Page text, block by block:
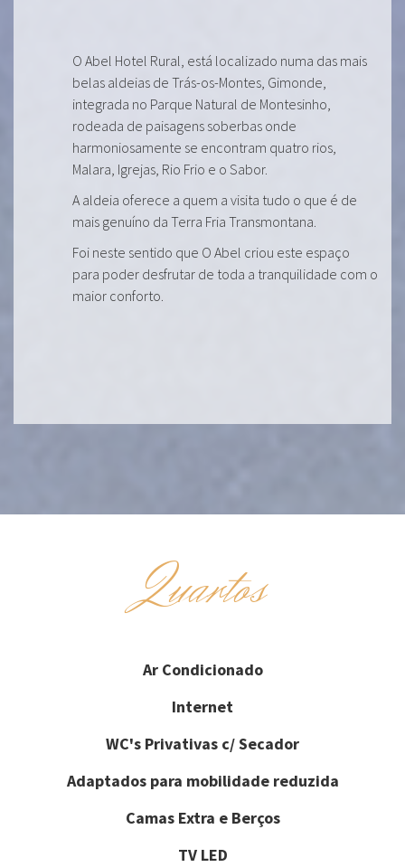
O Abel Hotel Rural, está localizado numa das mais
belas aldeias de Trás-os-Montes, Gimonde,
integrada no Parque Natural de Montesinho,
rodeada de paisagens soberbas onde
harmoniosamente se encontram quatro rios,
Malara, Igrejas, Rio Frio e o Sabor.
A aldeia oferece a quem a visita tudo o que é de
mais genuíno da Terra Fria Transmontana.
Foi neste sentido que O Abel criou este espaço
para poder desfrutar de toda a tranquilidade com o
maior conforto.
Quartos
Ar Condicionado
Internet
WC's Privativas c/ Secador
Adaptados para mobilidade reduzida
Camas Extra e Berços
TV LED